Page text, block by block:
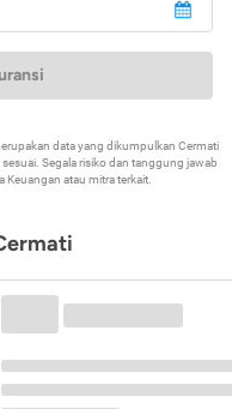
data yang dikumpulkan Cermati
Segala risiko dan tanggung jawab
atau mitra terkait.